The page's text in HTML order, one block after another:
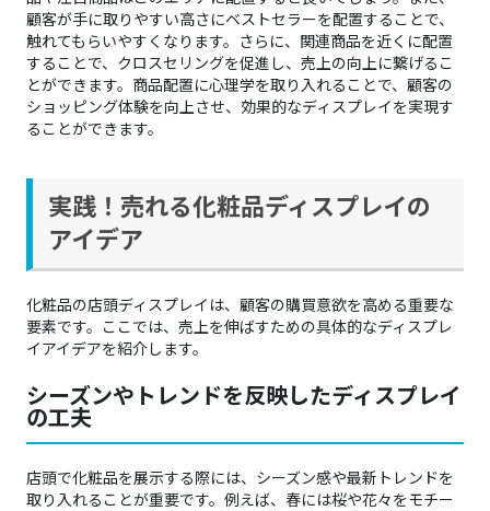
顧客が手に取りやすい高さにベストセラーを配置することで、
触れてもらいやすくなります。さらに、関連商品を近くに配置
することで、クロスセリングを促進し、売上の向上に繋げるこ
とができます。商品配置に心理学を取り入れることで、顧客の
ショッピング体験を向上させ、効果的なディスプレイを実現す
ることができます。
実践！売れる化粧品ディスプレイの
アイデア
化粧品の店頭ディスプレイは、顧客の購買意欲を高める重要な
要素です。ここでは、売上を伸ばすための具体的なディスプレ
イアイデアを紹介します。
シーズンやトレンドを反映したディスプレイ
の工夫
店頭で化粧品を展示する際には、シーズン感や最新トレンドを
取り入れることが重要です。例えば、春には桜や花々をモチー